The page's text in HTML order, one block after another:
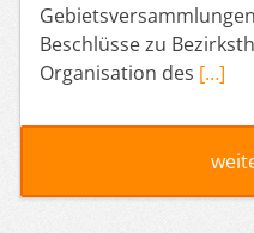
Beschlüsse zu
Organisation des […]